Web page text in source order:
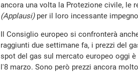
ancora una volta la Protezione civile, le
(Applausi)per il loro incessante
Il Consiglio europeo si confronterà
raggiunti due settimane fa, i prezzi del
spot del gas sul mercato europeo oggi
l'8 marzo. Sono però prezzi ancora